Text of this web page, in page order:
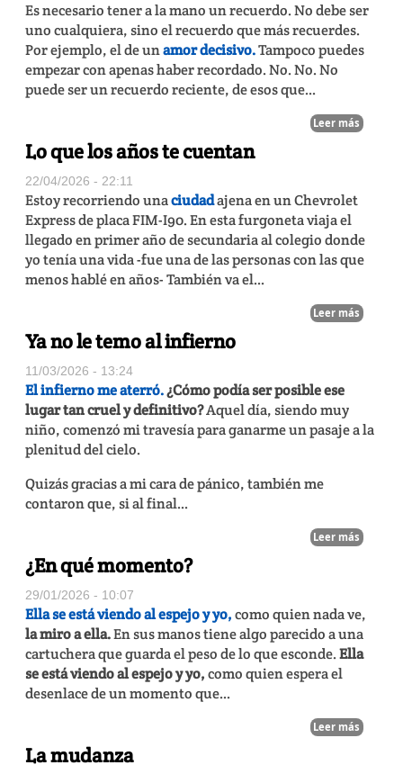
Es necesario tener a la mano un recuerdo. No debe ser
uno cualquiera, sino el recuerdo que más recuerdes.
Por ejemplo, el de unamor decisivo.Tampoco puedes
empezar con apenas haber recordado. No. No. No
puede ser un recuerdo reciente, de esos que...
Leer más
Lo que los años te cuentan
22/04/2026 - 22:11
Estoy recorriendo unaciudadajena en un Chevrolet
Express de placa FIM-I90. En esta furgoneta viaja el
llegado en primer año de secundaria al colegio donde
yo tenía una vida -fue una de las personas con las que
menos hablé en años- También va el...
Leer más
Ya no le temo al infierno
11/03/2026 - 13:24
El infierno me aterró.¿Cómo podía ser posible ese
lugar tan cruel y definitivo?Aquel día, siendo muy
niño, comenzó mi travesía para ganarme un pasaje a la
plenitud del cielo.
Quizás gracias a mi cara de pánico, también me
contaron que, si al final...
Leer más
¿En qué momento?
29/01/2026 - 10:07
Ella se está viendo al espejo y yo,como quien nada ve,
la miro a ella.En sus manos tiene algo parecido a una
cartuchera que guarda el peso de lo que esconde.Ella
se está viendo al espejo y yo,como quien espera el
desenlace de un momento que...
Leer más
La mudanza